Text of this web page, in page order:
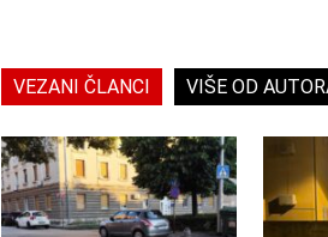
VEZANI ČLANCI VIŠE OD